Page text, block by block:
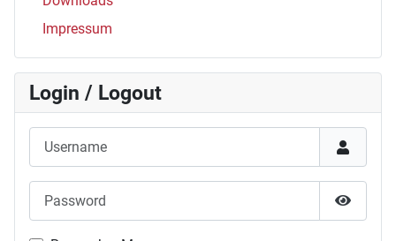
Impressum
Login / Logout
Show